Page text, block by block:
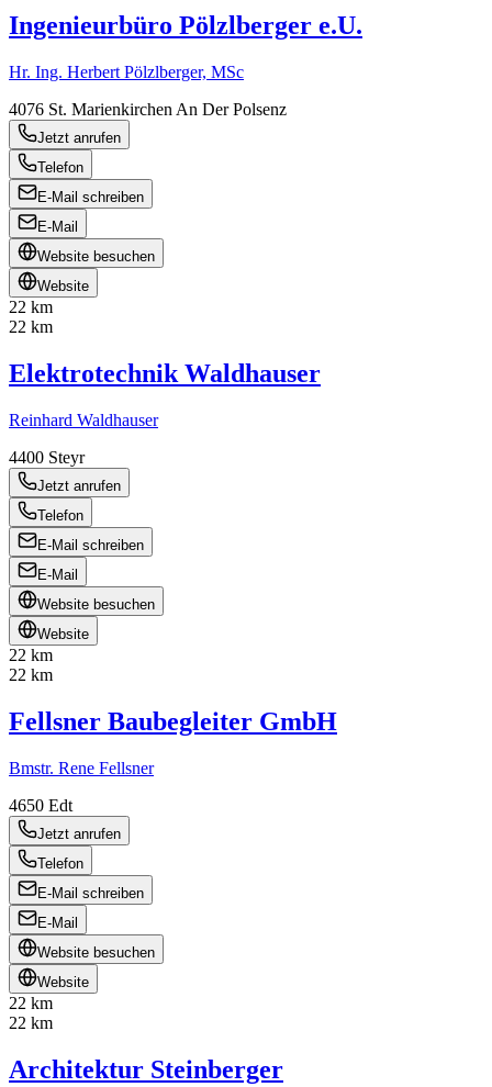
Ingenieurbüro Pölzlberger e.U.
Hr. Ing. Herbert Pölzlberger, MSc
4076 St. Marienkirchen An Der Polsenz
Jetzt anrufen
Telefon
E-Mail schreiben
E-Mail
Website besuchen
Website
22 km
22 km
Elektrotechnik Waldhauser
Reinhard Waldhauser
4400 Steyr
Jetzt anrufen
Telefon
E-Mail schreiben
E-Mail
Website besuchen
Website
22 km
22 km
Fellsner Baubegleiter GmbH
Bmstr. Rene Fellsner
4650 Edt
Jetzt anrufen
Telefon
E-Mail schreiben
E-Mail
Website besuchen
Website
22 km
22 km
Architektur Steinberger